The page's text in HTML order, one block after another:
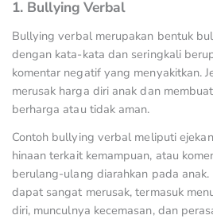
1. Bullying Verbal
Bullying verbal merupakan bentuk
dengan kata-kata dan seringkali
komentar negatif yang menyakitkan.
merusak harga diri anak dan
berharga atau tidak aman.
Contoh bullying verbal meliputi
hinaan terkait kemampuan, atau
berulang-ulang diarahkan pada
dapat sangat merusak, termasuk
diri, munculnya kecemasan, dan